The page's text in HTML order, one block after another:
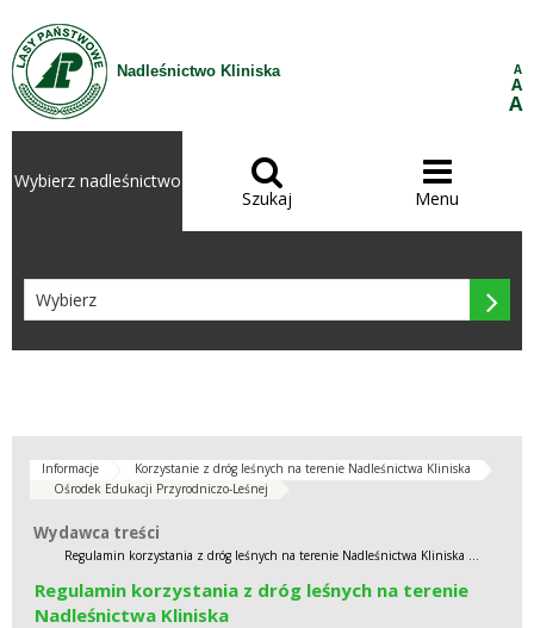
Przejdź do treści
Nadleśnictwo Kliniska A
A
A
Wybierz nadleśnictwo 
Szukaj

Menu

Informacje
Korzystanie z dróg leśnych na terenie Nadleśnictwa Kliniska
Ośrodek Edukacji Przyrodniczo-Leśnej
Wydawca treści
Wydawca treści
Regulamin korzystania z dróg leśnych na terenie Nadleśnictwa Kliniska ...
Regulamin korzystania z dróg leśnych na terenie
Nadleśnictwa Kliniska